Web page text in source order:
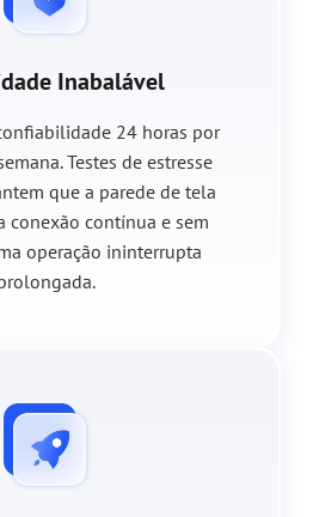
Inabalável
24 horas por
Testes de estresse
que a parede de tela
conexão contínua e sem
operação ininterrupta